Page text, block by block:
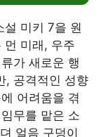
설 미키 7을 원
먼 미래, 우주
가 새로운 행
, 공격적인 성향
어려움을 겪
무를 맡은 소
얼음 구덩이